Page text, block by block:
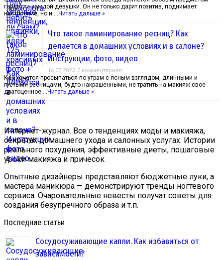
гордости каждой девушки. Он не только дарит позитив, поднимает
настроение, но и …Читать дальше »
Что такое ламинирование ресниц? Как
делается в домашних условиях и в салоне?
Инструкции, фото, видео
16.07.2023 2 комментариев
Как хочется просыпаться по утрам с ясным взглядом, длинными и
густыми ресницами, будто накрашенными, не тратить на макияж свое
драгоценное …Читать дальше »
Интернет-журнал. Все о тенденциях моды и макияжа,
секретах домашнего ухода и салонных услугах. Истории
реального похудения, эффективные диеты, пошаговые
уроки макияжа и причесок
Опытные дизайнеры представляют бюджетные луки, а
мастера маникюра — демонстрируют тренды ногтевого
сервиса. Очаровательные невесты получат советы для
создания безупречного образа и т.п.
Последние статьи
Сосудосуживающие капли. Как избавиться от
зависимости?